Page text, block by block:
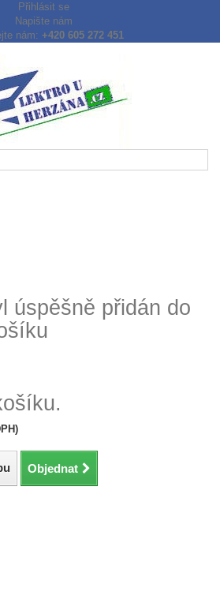
Přihlásit se
Napište nám
nám: +420 605 272 451
úspěšně přidán do
Objednat